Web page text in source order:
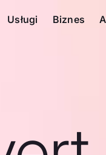
Usługi Biznes